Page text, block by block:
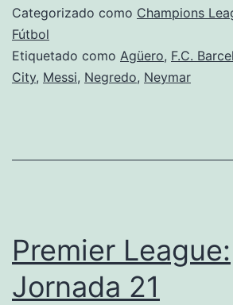
Categorizado como Champions
Fútbol
Etiquetado como Agüero, F.C.
City, Messi, Negredo, Neymar
Premier League:
Jornada 21